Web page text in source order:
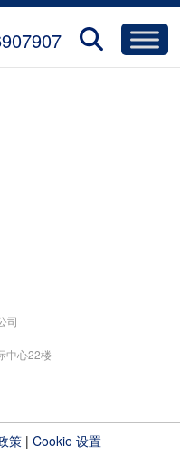
司
中心22楼
策 |Cookie 设置